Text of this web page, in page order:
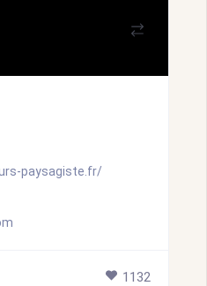
paysagiste.fr/
1132